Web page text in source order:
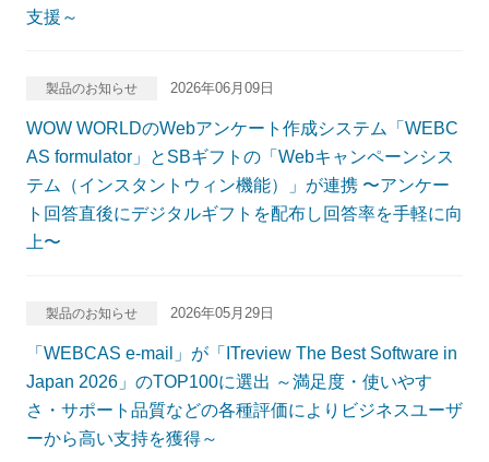
支援～
製品のお知らせ 2026年06月09日
WOW WORLDのWebアンケート作成システム「WEBC
AS formulator」とSBギフトの「Webキャンペーンシス
テム（インスタントウィン機能）」が連携 〜アンケー
ト回答直後にデジタルギフトを配布し回答率を手軽に向
上〜
製品のお知らせ 2026年05月29日
「WEBCAS e-mail」が「ITreview The Best Software in
Japan 2026」のTOP100に選出 ～満足度・使いやす
さ・サポート品質などの各種評価によりビジネスユーザ
ーから高い支持を獲得～